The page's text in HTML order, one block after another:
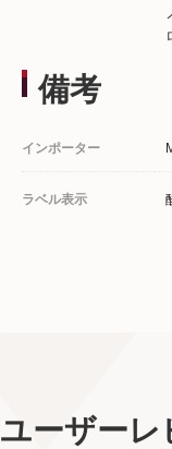
備考
インポーター
ラベル表示
ユーザーレ